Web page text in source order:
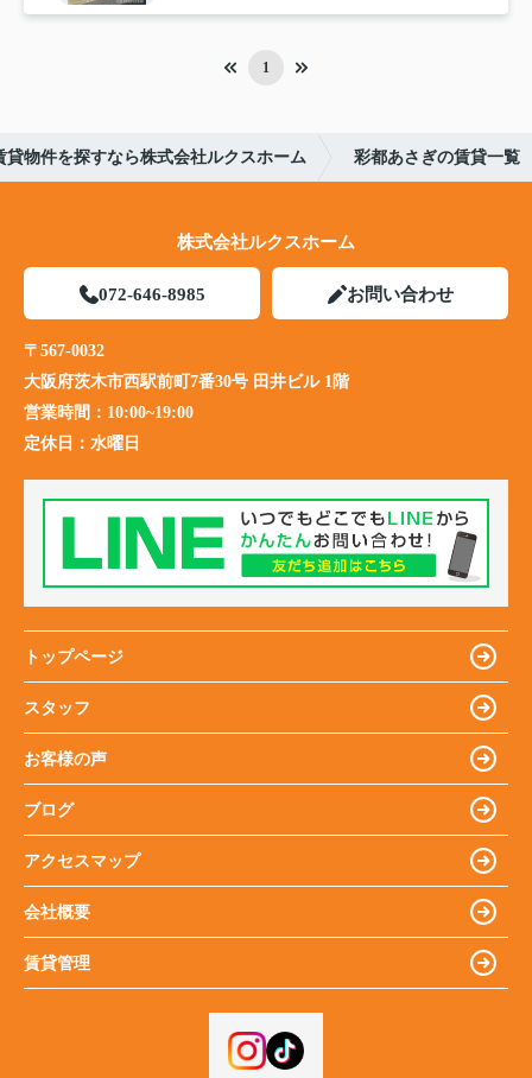
1
貸物件を探すなら株式会社ルクスホーム 彩都あさぎの賃貸一覧
株式会社ルクスホーム
072-646-8985 お問い合わせ
〒567-0032
大阪府茨木市西駅前町7番30号 田井ビル 1階
営業時間： 10:00~19:00
定休日： 水曜日
トップページ
スタッフ
お客様の声
ブログ
アクセスマップ
会社概要
賃貸管理